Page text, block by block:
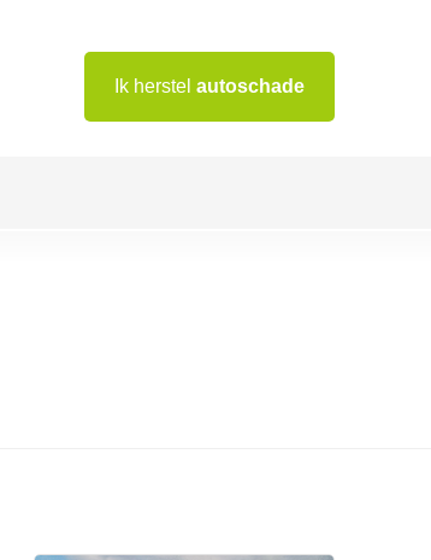
Ik herstel autoschade